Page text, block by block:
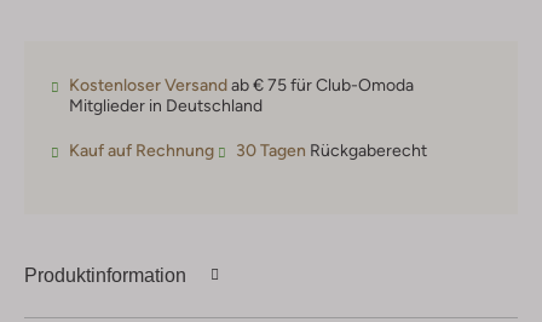
Kostenloser Versandab € 75 für Club-Omoda
Mitglieder in Deutschland
Kauf auf Rechnung 30 Tagen Rückgaberecht
Produktinformation